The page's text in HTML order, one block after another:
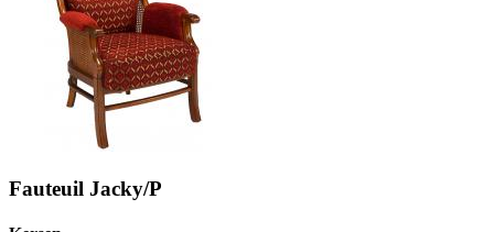
Fauteuil Jacky/P